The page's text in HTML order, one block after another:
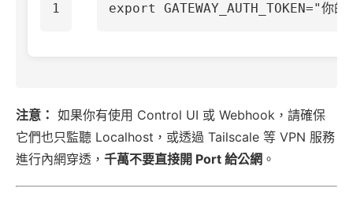
export GATEWAY_AUTH_TOKEN="你的
注意： 如果你有使用 Control UI 或 Webhook，請確保
它們也只監聽 Localhost，或透過 Tailscale 等 VPN 服務
進行內網穿透， 千萬不要直接開 Port 給公網 。